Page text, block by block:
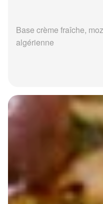
Base crème fraîche,
algérienne